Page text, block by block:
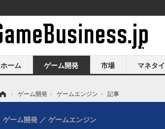
ホーム ゲーム開発 市場 マネタ
› ゲーム開発 › ゲームエンジン › 記事
ゲーム開発 ゲームエンジン